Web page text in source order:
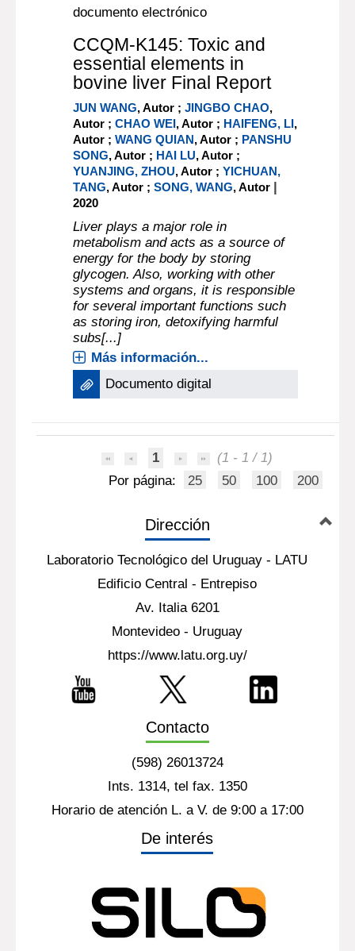
documento electrónico
CCQM-K145: Toxic and
essential elements in
bovine liver Final Report
JUN WANG, Autor ;JINGBO CHAO,
Autor ;CHAO WEI, Autor ; HAIFENG, LI,
Autor ;WANG QUIAN, Autor ; PANSHU
SONG, Autor ; HAI LU, Autor ;
YUANJING, ZHOU, Autor ;YICHUAN,
TANG, Autor ;SONG, WANG, Autor |
2020
Liver plays a major role in
metabolism and acts as a source of
energy for the body by storing
glycogen. Also, working with other
systems and organs, it is responsible
for several important functions such
as storing iron, detoxifying harmful
subs[...]
Más información...
Documento digital
1
(1 - 1 / 1)
Por página:
25 50 100 200
Dirección
Laboratorio Tecnológico del Uruguay - LATU
Edificio Central - Entrepiso
Av. Italia 6201
Montevideo - Uruguay
https://www.latu.org.uy/
Contacto
(598) 26013724
Ints. 1314, tel fax. 1350
Horario de atención L. a V. de 9:00 a 17:00
De interés